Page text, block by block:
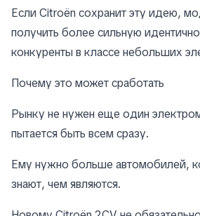
Если Citroën сохранит эту идею,
получить более сильную
конкуренты в классе небольших
Почему это может сработать
Рынку не нужен еще один
пытается быть всем сразу.
Ему нужно больше автомобилей,
знают, чем являются.